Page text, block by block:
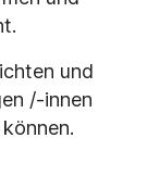
und
/-innen